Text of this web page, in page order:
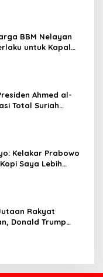
BBM Nelayan
untuk Kapal
Ahmed al-
Total Suriah
Kelakar Prabowo
Saya Lebih
Rakyat
Donald Trump